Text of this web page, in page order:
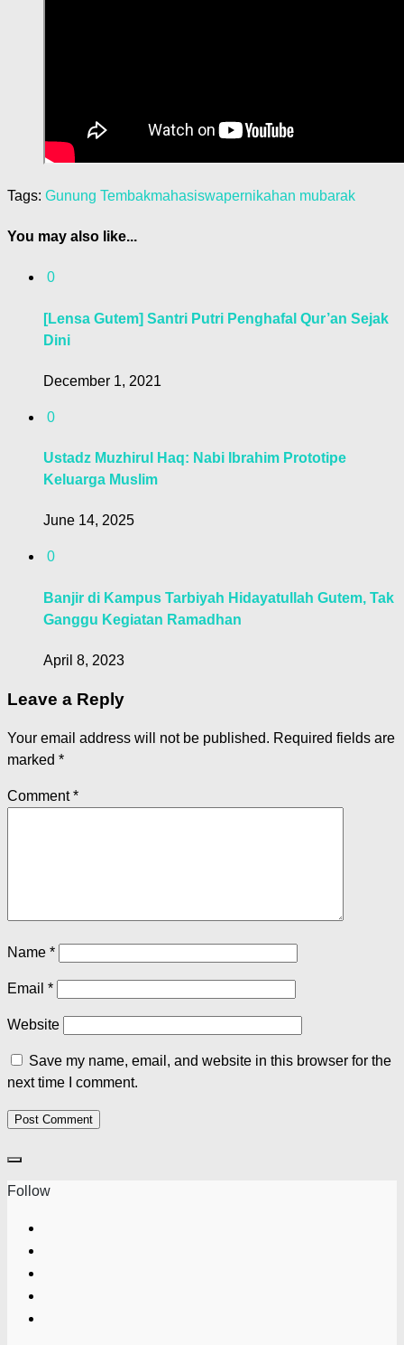
Tags: Gunung Tembakmahasiswapernikahan mubarak
You may also like...
0
[Lensa Gutem] Santri Putri Penghafal Qur’an Sejak
Dini
December 1, 2021
0
Ustadz Muzhirul Haq: Nabi Ibrahim Prototipe
Keluarga Muslim
June 14, 2025
0
Banjir di Kampus Tarbiyah Hidayatullah Gutem, Tak
Ganggu Kegiatan Ramadhan
April 8, 2023
Leave a Reply
Your email address will not be published. Required fields are
marked *
Comment*
Name *
Email *
Website
Save my name, email, and website in this browser for the
next time I comment.
Follow